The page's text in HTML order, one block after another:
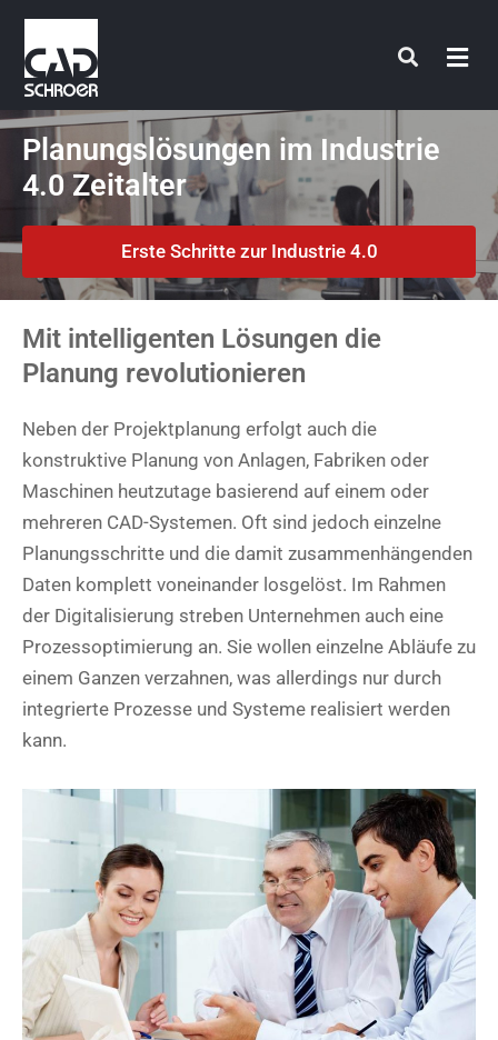
Zum
Inhalt
springen
Planungslösungen im Industrie
4.0 Zeitalter
Erste Schritte zur Industrie 4.0
Mit intelligenten Lösungen die
Planung revolutionieren
Neben der Projektplanung erfolgt auch die
konstruktive Planung von Anlagen, Fabriken oder
Maschinen heutzutage basierend auf einem oder
mehreren CAD-Systemen. Oft sind jedoch einzelne
Planungsschritte und die damit zusammenhängenden
Daten komplett voneinander losgelöst. Im Rahmen
der Digitalisierung streben Unternehmen auch eine
Prozessoptimierung an. Sie wollen einzelne Abläufe zu
einem Ganzen verzahnen, was allerdings nur durch
integrierte Prozesse und Systeme realisiert werden
kann.